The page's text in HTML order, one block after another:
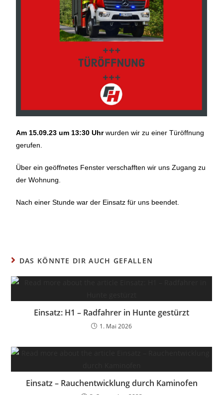
Am 15.09.23 um 13:30 Uhrwurden wir zu einer Türöffnung
gerufen.
Über ein geöffnetes Fenster verschafften wir uns Zugang zu
der Wohnung.
Nach einer Stunde war der Einsatz für uns beendet.
DAS KÖNNTE DIR AUCH GEFALLEN
Einsatz: H1 – Radfahrer in Hunte gestürzt
1. Mai 2026
Einsatz – Rauchentwicklung durch Kaminofen